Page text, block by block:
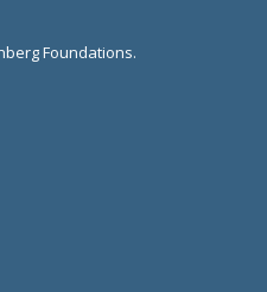
Foundations.